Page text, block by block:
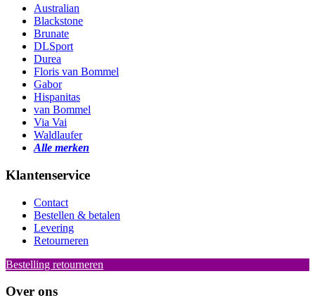
Australian
Blackstone
Brunate
DLSport
Durea
Floris van Bommel
Gabor
Hispanitas
van Bommel
Via Vai
Waldlaufer
Alle merken
Klantenservice
Contact
Bestellen & betalen
Levering
Retourneren
Bestelling retourneren
Over ons